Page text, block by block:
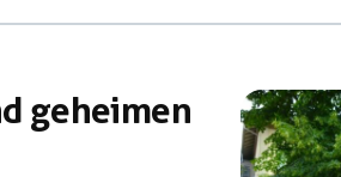
geheimen